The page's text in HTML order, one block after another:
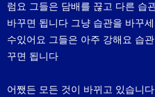
럼요 그들은 담배를 끊고 다른 습
바꾸면 됩니다 그냥 습관을 바꾸
수있어요 그들은 아주 강해요 습
꾸면 됩니다
어쨌든 모든 것이 바뀌고 있습니다